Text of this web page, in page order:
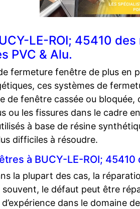
LE-ROI; 45410
PVC & Alu.
fermeture fenêtre de plus en
ces systèmes de
de fenêtre cassée ou
ou les fissures dans le cadre
à base de résine
difficiles à résoudre.
à BUCY-LE-ROI;
la plupart des cas, la
souvent, le défaut peut être
dans le domaine